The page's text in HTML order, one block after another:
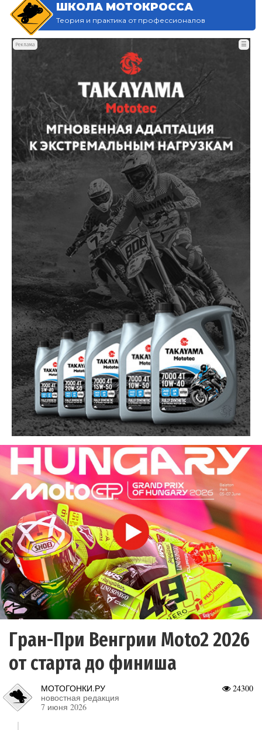
ШКОЛА МОТОКРОССА
Теория и практика от профессионалов
Реклама ☰
Гран-При Венгрии Moto2 2026
от старта до финиша
24300
МОТОГОНКИ.РУ
новостная редакция
7 июня 2026